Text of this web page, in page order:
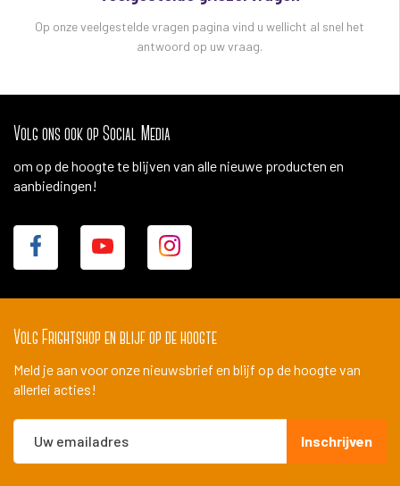
Op onze veelgestelde vragen pagina vind u wellicht al snel het
antwoord op uw vraag.
Volg ons ook op Social Media
om op de hoogte te blijven van alle nieuwe producten en
aanbiedingen!
Volg Frightshop en blijf op de hoogte
Meld je aan voor onze nieuwsbrief en blijf op de hoogte van
allerlei acties!
Abonneer
op
Inschrijven